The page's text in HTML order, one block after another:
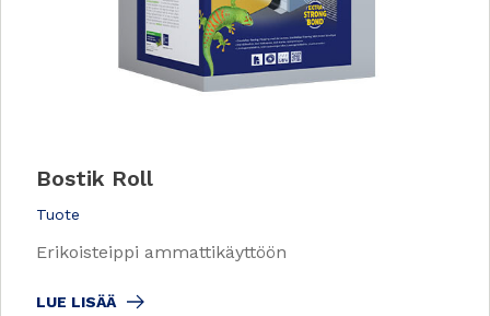
Bostik Roll
Tuote
Erikoisteippi ammattikäyttöön
LUE LISÄÄ